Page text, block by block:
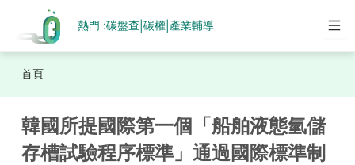
熱門 :碳盤查 碳權| 產業輔導
首頁
韓國所提國際第一個「船舶液態氫儲
存槽試驗程序標準」通過國際標準制